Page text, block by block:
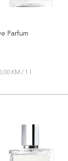
Parfum
KM / 1 l